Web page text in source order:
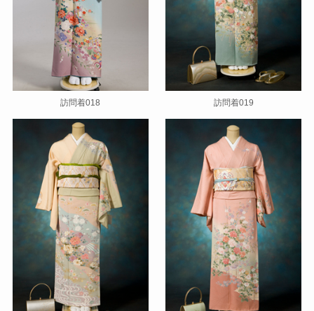
訪問着018 訪問着019